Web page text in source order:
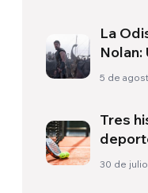
La
de un
5 de
Tres
30 de